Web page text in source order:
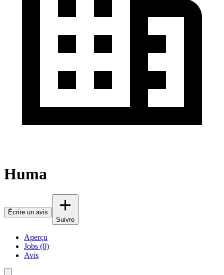
Huma
Écrire un avis
Suivre
Aperçu
Jobs (0)
Avis